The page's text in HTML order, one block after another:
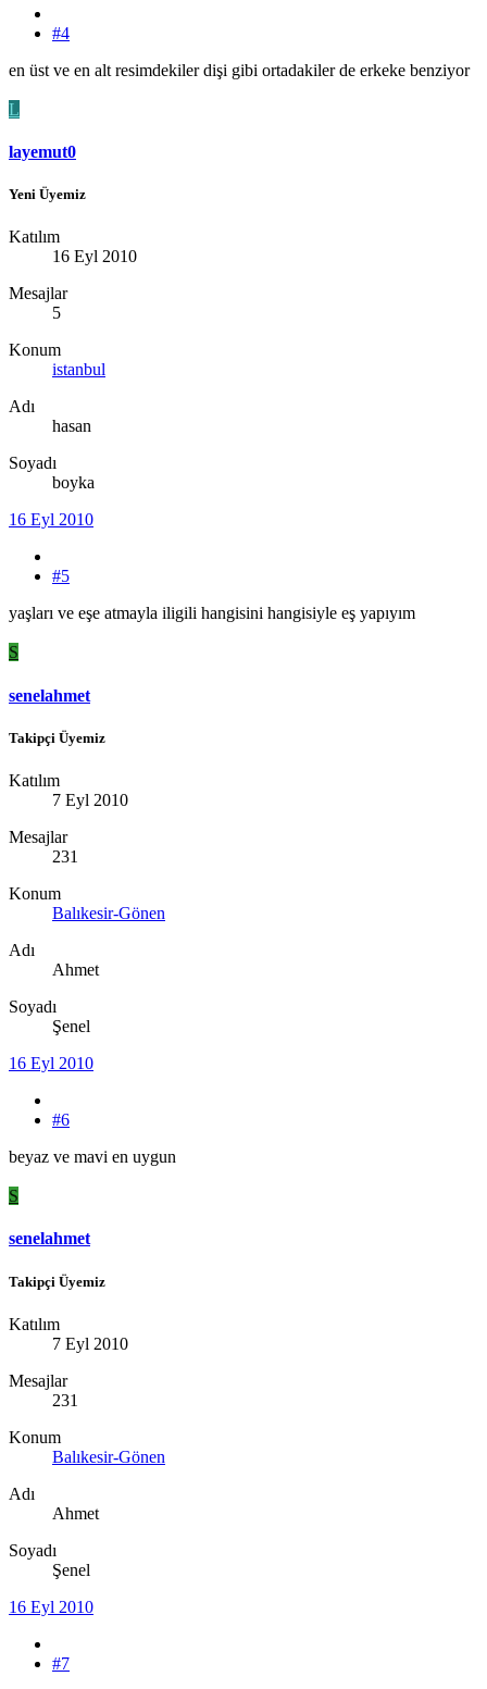
#4
en üst ve en alt resimdekiler dişi gibi ortadakiler de erkeke benziyor
L
layemut0
Yeni Üyemiz
Katılım
16 Eyl 2010
Mesajlar
5
Konum
istanbul
Adı
hasan
Soyadı
boyka
16 Eyl 2010
#5
yaşları ve eşe atmayla iligili hangisini hangisiyle eş yapıyım
S
senelahmet
Takipçi Üyemiz
Katılım
7 Eyl 2010
Mesajlar
231
Konum
Balıkesir-Gönen
Adı
Ahmet
Soyadı
Şenel
16 Eyl 2010
#6
beyaz ve mavi en uygun
S
senelahmet
Takipçi Üyemiz
Katılım
7 Eyl 2010
Mesajlar
231
Konum
Balıkesir-Gönen
Adı
Ahmet
Soyadı
Şenel
16 Eyl 2010
#7